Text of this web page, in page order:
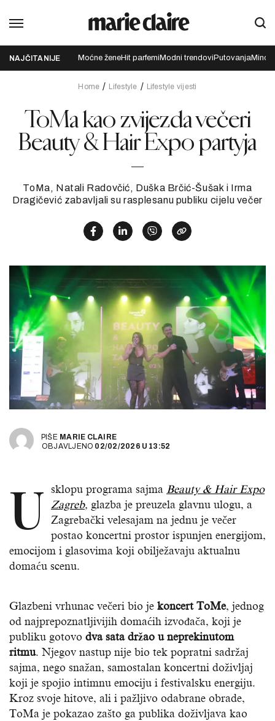
NAJČITANIJE Moćne ženeHit parfemi Modni trendovi Putovanja
Home Lifestyle Lifestyle vijesti
ToMa kao zvijezda večeri
Beauty & Hair Expo partyja
ToMa, Natali Radovčić, Duška Brčić-Šušak i Irma
Dragičević zabavljali su rasplesanu publiku cijelu večer
PIŠE MARIE CLAIRE
OBJAVLJENO 02/02/2026 U 13:52
U sklopu programa sajma Beauty & Hair Expo
Zagreb, glazba je preuzela glavnu ulogu, a
Zagrebački velesajam na jednu je večer
postao koncertni prostor ispunjen energijom,
emocijom i glasovima koji obilježavaju aktualnu
domaću scenu.
Glazbeni vrhunac večeri bio je koncert ToMe, jednog
od najprepoznatljivijih domaćih izvođača, koji je
publiku gotovo dva sata držao u neprekinutom
ritmu. Njegov nastup nije bio tek popratni sadržaj
sajma, nego snažan, samostalan koncertni doživljaj
koji je spojio intimnu emociju i festivalsku energiju.
Kroz svoje hitove, ali i pažljivo odabrane obrade,
ToMa je pokazao zašto ga publika doživljava kao